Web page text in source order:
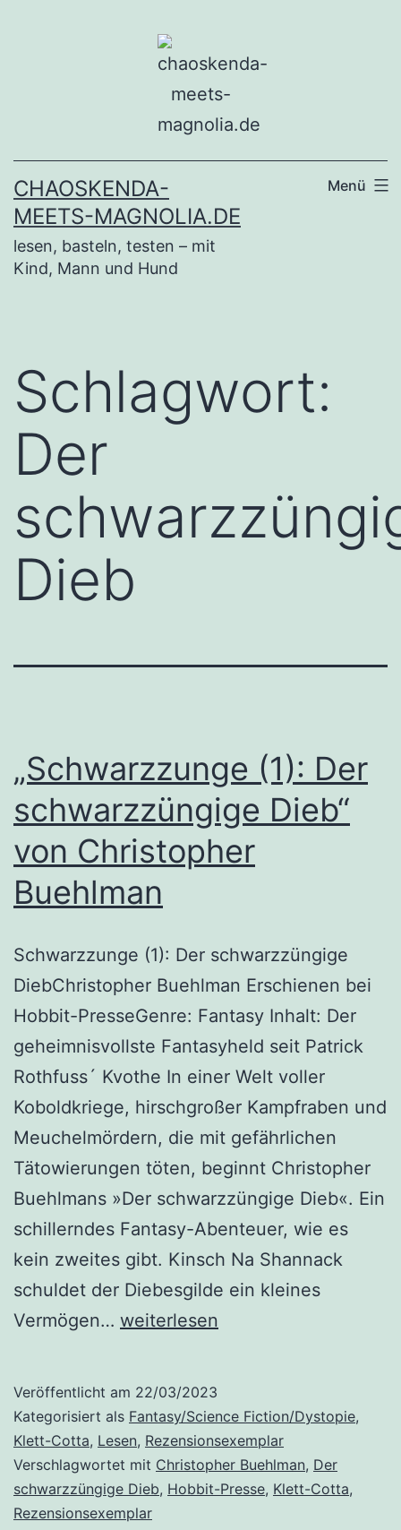
CHAOSKENDA-
MEETS-MAGNOLIA.DE
lesen, basteln, testen – mit
Kind, Mann und Hund
Menü
Schlagwort:
Der
Dieb
„Schwarzzunge (1): Der
schwarzzüngige Dieb“
von Christopher
Buehlman
Schwarzzunge (1): Der schwarzzüngige
DiebChristopher Buehlman Erschienen bei
Hobbit-PresseGenre: Fantasy Inhalt: Der
geheimnisvollste Fantasyheld seit Patrick
Rothfuss´ Kvothe In einer Welt voller
Koboldkriege, hirschgroßer Kampfraben und
Meuchelmördern, die mit gefährlichen
Tätowierungen töten, beginnt Christopher
Buehlmans »Der schwarzzüngige Dieb«. Ein
schillerndes Fantasy-Abenteuer, wie es
kein zweites gibt. Kinsch Na Shannack
schuldet der Diebesgilde ein kleines
Vermögen… „Schwarzzunge
schwarzzüngige
Dieb“
von
Christopher
weiterlesen
Veröffentlicht am 22/03/2023
Kategorisiert als Fantasy/Science Fiction/Dystopie,
Klett-Cotta, Lesen, Rezensionsexemplar
Verschlagwortet mit Christopher Buehlman, Der
schwarzzüngige Dieb, Hobbit-Presse, Klett-Cotta,
Rezensionsexemplar